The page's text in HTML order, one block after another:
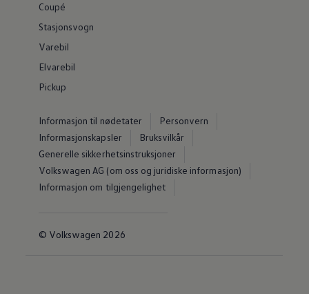
Coupé
Stasjonsvogn
Varebil
Elvarebil
Pickup
Informasjon til nødetater
Personvern
Informasjonskapsler
Bruksvilkår
Generelle sikkerhetsinstruksjoner
Volkswagen AG (om oss og juridiske informasjon)
Informasjon om tilgjengelighet
© Volkswagen 2026